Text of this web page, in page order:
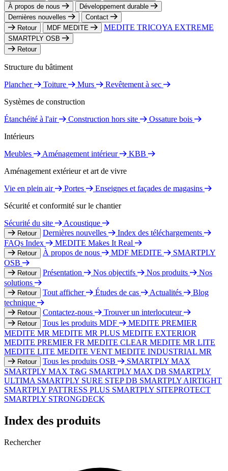
À propos de nous
Développement durable
Dernières nouvelles
Contact
Retour
MDF MEDITE MEDITE TRICOYA EXTREME
SMARTPLY OSB
Retour
Structure du bâtiment
Plancher
Toiture Murs
Revêtement à sec
Systèmes de construction
Étanchéité à l'air
Construction hors site
Ossature bois
Intérieurs
Meubles
Aménagement intérieur
KBB
Aménagement extérieur et art de vivre
Vie en plein air
Portes
Enseignes et façades de magasins
Sécurité et conformité sur le chantier
Sécurité du site
Acoustique
Retour Dernières nouvelles
Index des téléchargements
FAQs Index
MEDITE Makes It Real
Retour À propos de nous MDF MEDITE
SMARTPLY
OSB
Retour Présentation Nos objectifs Nos produits
Nos
solutions
Retour Tout afficher Études de cas Actualités
Blog
technique
Retour Contactez-nous Trouver un interlocuteur
Retour Tous les produits MDF
MEDITE PREMIER
MEDITE MR MEDITE MR PLUS MEDITE EXTERIOR
MEDITE PREMIER FR MEDITE CLEAR MEDITE MR LITE
MEDITE LITE MEDITE VENT MEDITE INDUSTRIAL MR
Retour Tous les produits OSB
SMARTPLY MAX
SMARTPLY MAX T&G SMARTPLY MAX DB SMARTPLY
ULTIMA SMARTPLY SURE STEP DB SMARTPLY AIRTIGHT
SMARTPLY PATTRESS PLUS SMARTPLY SITEPROTECT
SMARTPLY STRONGDECK
Index des produits
Rechercher